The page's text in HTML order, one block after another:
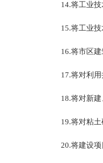
14.将工业技术
15.将工业技术
16.将市区建筑
17.将对利用井
18.将对新建、
19.将对粘土
20.将建设项